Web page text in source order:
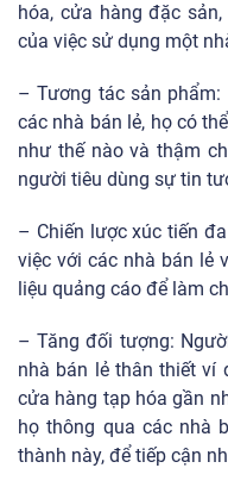
hóa, cửa hàng đặc
của việc sử dụng một
– Tương tác sản
các nhà bán lẻ, họ có
như thế nào và thậm
người tiêu dùng sự tin
– Chiến lược xúc tiến
việc với các nhà bán lẻ
liệu quảng cáo để làm
– Tăng đối tượng:
nhà bán lẻ thân thiết ví
cửa hàng tạp hóa gần
họ thông qua các nhà
thành này, để tiếp cận